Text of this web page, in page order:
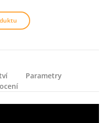
Parametry